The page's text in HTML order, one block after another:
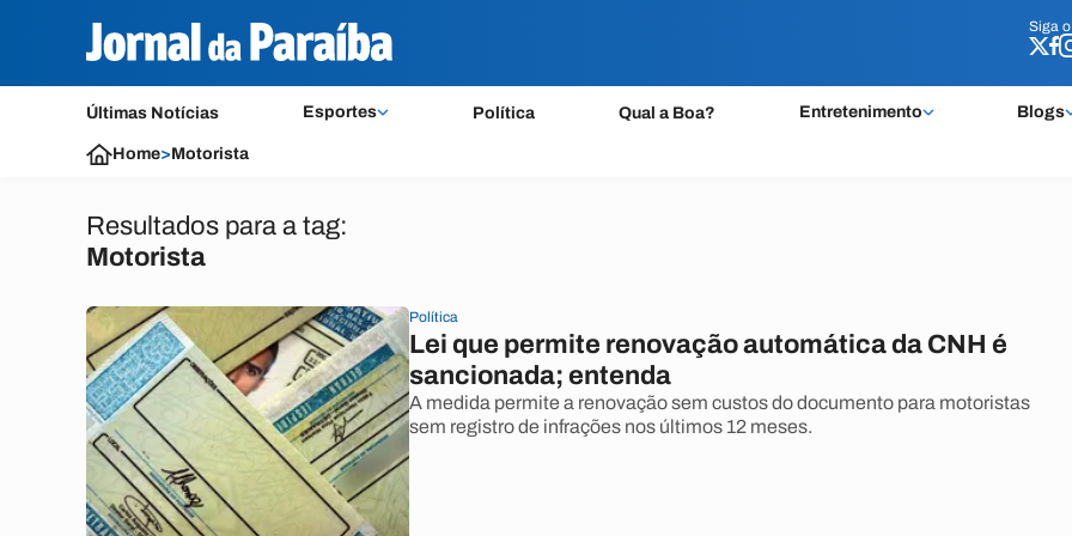
Siga o
Últimas Notícias Esportes Política Qual a Boa? Entretenimento Blogs
Siga o
Home>Motorista
Resultados para a tag:
Motorista
Política
Lei que permite renovação automática da CNH é
sancionada; entenda
A medida permite a renovação sem custos do documento para motoristas
sem registro de infrações nos últimos 12 meses.